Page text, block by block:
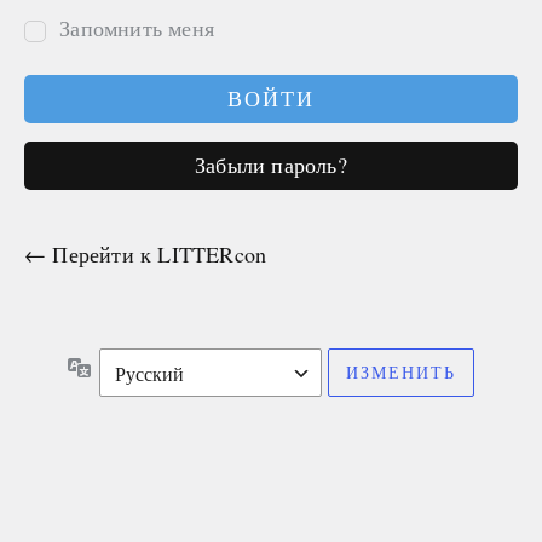
Запомнить меня
Забыли пароль?
← Перейти к LITTERcon
Язык